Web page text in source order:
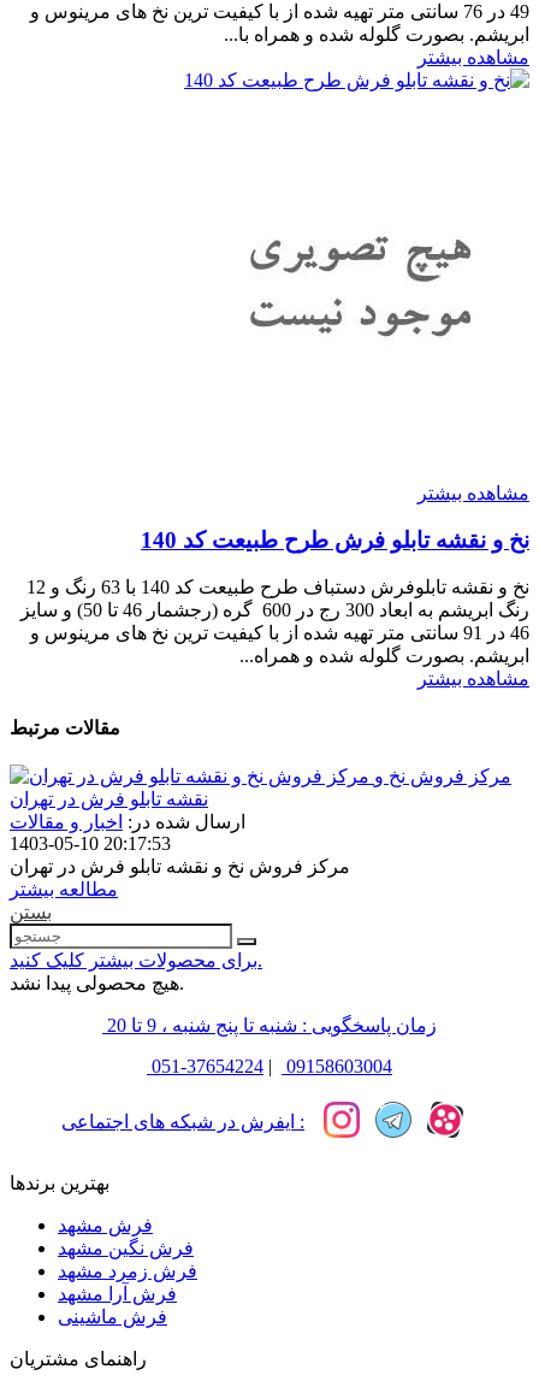
49 در 76 سانتی متر تهیه شده از با کیفیت ترین نخ های مرینوس و
ابریشم. بصورت گلوله شده و همراه با...
مشاهده بیشتر
مشاهده بیشتر
نخ و نقشه تابلو فرش طرح طبیعت کد 140
نخ و نقشه تابلوفرش دستباف طرح طبیعت کد 140 با 63 رنگ و 12
رنگ ابریشم به ابعاد 300 رج در 600 گره (رجشمار 46 تا 50) و سایز
46 در 91 سانتی متر تهیه شده از با کیفیت ترین نخ های مرینوس و
ابریشم. بصورت گلوله شده و همراه...
مشاهده بیشتر
مقالات مرتبط
مرکز فروش نخ و
نقشه تابلو فرش در تهران
ارسال شده در: اخبار و مقالات
1403-05-10 20:17:53
مرکز فروش نخ و نقشه تابلو فرش در تهران
مطالعه بیشتر
بستن
برای محصولات بیشتر کلیک کنید.
هیچ محصولی پیدا نشد.
زمان پاسخگویی : شنبه تا پنج شنبه ، 9 تا 20
051-37654224 | 09158603004
ایفرش در شبکه های اجتماعی :
بهترین برندها
فرش مشهد
فرش نگین مشهد
فرش زمرد مشهد
فرش آرا مشهد
فرش ماشینی
راهنمای مشتریان